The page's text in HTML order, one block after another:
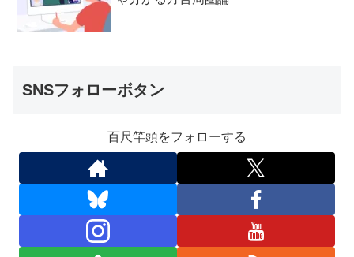
SNSフォローボタン
百尺竿頭をフォローする